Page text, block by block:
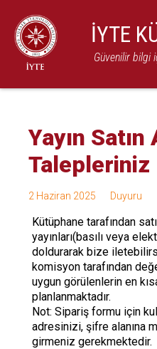
İYTE
Güvenilir bilgi
Yayın Satın
Talepleriniz
2 Haziran 2025 Duyuru
Kütüphane tarafından
yayınları(basılı veya
doldurarak bize
komisyon tarafından
uygun görülenlerin en
planlanmaktadır.
Not: Sipariş formu için
adresinizi, şifre alanına
girmeniz gerekmektedir.